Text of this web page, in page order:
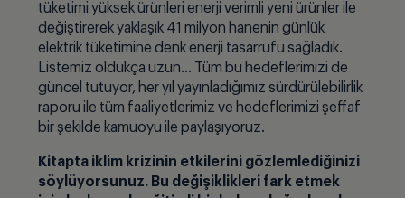
tüketimi yüksek ürünleri enerji verimli yeni ürünler ile
değiştirerek yaklaşık 41 milyon hanenin günlük
elektrik tüketimine denk enerji tasarrufu sağladık.
Listemiz oldukça uzun… Tüm bu hedeflerimizi de
güncel tutuyor, her yıl yayınladığımız sürdürülebilirlik
raporu ile tüm faaliyetlerimiz ve hedeflerimizi şeffaf
bir şekilde kamuoyu ile paylaşıyoruz.
Kitapta iklim krizinin etkilerini gözlemlediğinizi
söylüyorsunuz. Bu değişiklikleri fark etmek